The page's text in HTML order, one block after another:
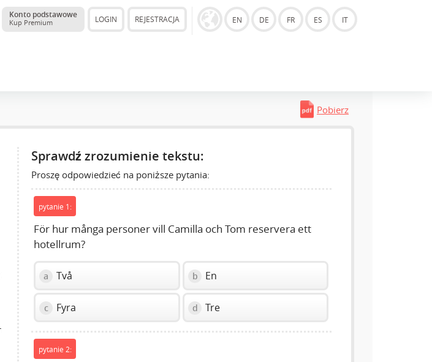
Konto podstawowe
Kup Premium LOGIN REJESTRACJA EN DE FR ES IT
Pobierz
Sprawdź zrozumienie tekstu:
Proszę odpowiedzieć na poniższe pytania:
pytanie 1:
För hur många personer vill Camilla och Tom reservera ett
hotellrum?
a Två b En
c Fyra d Tre
pytanie 2: